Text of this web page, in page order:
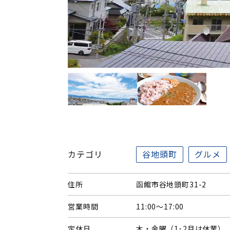
カテゴリ 谷地頭町 グルメ
住所 函館市谷地頭町31-2
営業時間 11:00～17:00